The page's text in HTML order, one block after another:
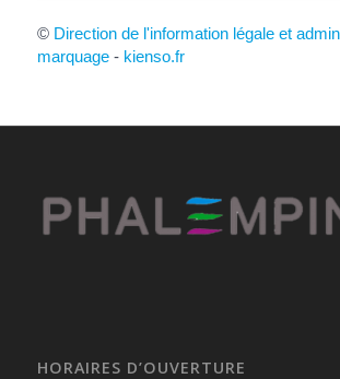
© Direction de l'information légale et
marquage- kienso.fr
HORAIRES D’OUVERTURE